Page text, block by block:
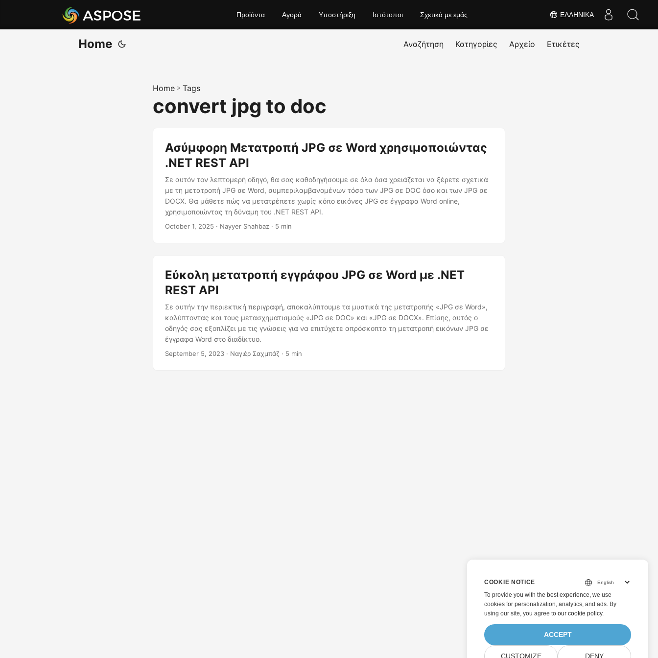
ΕΛΛΗΝΙΚΆ
Προϊόντα Αγορά Υποστήριξη Ιστότοποι Σχετικά με εμάς
Home Αναζήτηση Κατηγορίες Αρχείο Ετικέτες
Home » Tags
convert jpg to doc
Ασύμφορη Μετατροπή JPG σε Word χρησιμοποιώντας
.NET REST API
Σε αυτόν τον λεπτομερή οδηγό, θα σας καθοδηγήσουμε σε όλα όσα χρειάζεται να ξέρετε σχετικά
με τη μετατροπή JPG σε Word, συμπεριλαμβανομένων τόσο των JPG σε DOC όσο και των JPG σε
DOCX. Θα μάθετε πώς να μετατρέπετε χωρίς κόπο εικόνες JPG σε έγγραφα Word online,
χρησιμοποιώντας τη δύναμη του .NET REST API.
October 1, 2025 · Nayyer Shahbaz · 5 min
Εύκολη μετατροπή εγγράφου JPG σε Word με .NET
REST API
Σε αυτήν την περιεκτική περιγραφή, αποκαλύπτουμε τα μυστικά της μετατροπής «JPG σε Word»,
καλύπτοντας και τους μετασχηματισμούς «JPG σε DOC» και «JPG σε DOCX». Επίσης, αυτός ο
οδηγός σας εξοπλίζει με τις γνώσεις για να επιτύχετε απρόσκοπτα τη μετατροπή εικόνων JPG σε
έγγραφα Word στο διαδίκτυο.
September 5, 2023 · Ναγιέρ Σαχμπάζ · 5 min
COOKIE NOTICE
To provide you with the best experience, we use
cookies for personalization, analytics, and ads. By
using our site, you agree to our cookie policy.
ACCEPT
CUSTOMIZE DENY